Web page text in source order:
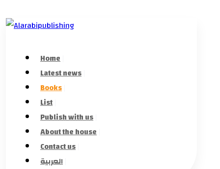
Home
Latest news
Books
List
Publish with us
About the house
Contact us
العربية